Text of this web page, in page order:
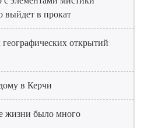
выйдет в прокат
открытий
в Керчи
жизни было много